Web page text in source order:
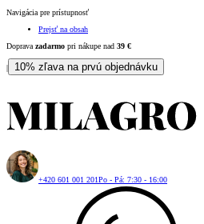
Navigácia pre prístupnosť
Prejsť na obsah
Doprava zadarmo pri nákupe nad 39 €
| 10% zľava na prvú objednávku
+420 601 001 201Po - Pá: 7:30 - 16:00